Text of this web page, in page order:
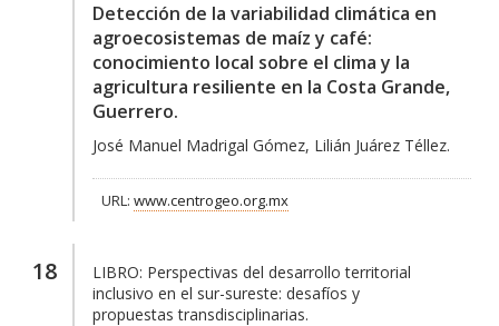
Detección de la variabilidad climática en
agroecosistemas de maíz y café:
conocimiento local sobre el clima y la
agricultura resiliente en la Costa Grande,
Guerrero.
José Manuel Madrigal Gómez, Lilián Juárez Téllez.
URL: www.centrogeo.org.mx
18 LIBRO: Perspectivas del desarrollo territorial
inclusivo en el sur-sureste: desafíos y
propuestas transdisciplinarias.